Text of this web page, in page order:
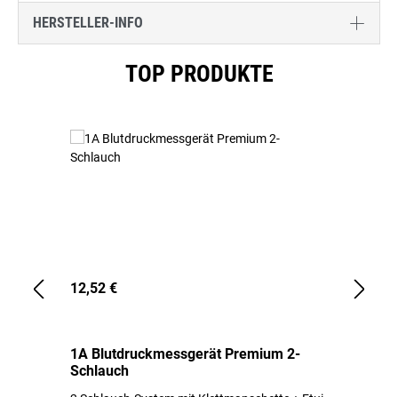
HERSTELLER-INFO
TOP PRODUKTE
12,52 €
1A Blutdruckmessgerät Premium 2-
Schlauch